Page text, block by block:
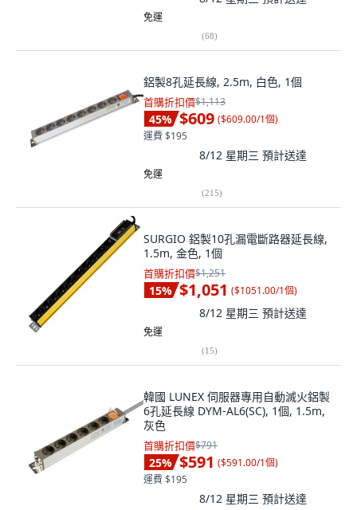
免運
(68)
鋁製8孔延長線, 2.5m, 白色, 1個
首購折扣價$1,113
45% $609 ($609.00/1個)
運費 $195
8/12 星期三 預計送達
免運
(215)
SURGIO 鋁製10孔漏電斷路器延長線,
1.5m, 金色, 1個
首購折扣價$1,251
15% $1,051 ($1051.00/1個)
8/12 星期三 預計送達
免運
(15)
韓國 LUNEX 伺服器專用自動滅火鋁製
6孔延長線 DYM-AL6(SC), 1個, 1.5m,
灰色
首購折扣價$791
25% $591 ($591.00/1個)
運費 $195
8/12 星期三 預計送達